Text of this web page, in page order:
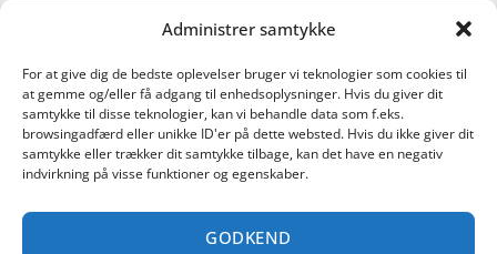
Administrer samtykke
For at give dig de bedste oplevelser bruger vi teknologier som cookies til
at gemme og/eller få adgang til enhedsoplysninger. Hvis du giver dit
samtykke til disse teknologier, kan vi behandle data som f.eks.
browsingadfærd eller unikke ID'er på dette websted. Hvis du ikke giver dit
samtykke eller trækker dit samtykke tilbage, kan det have en negativ
indvirkning på visse funktioner og egenskaber.
GODKEND
Kategorier
Læs vores guide til online shopping
PayPal Stripe